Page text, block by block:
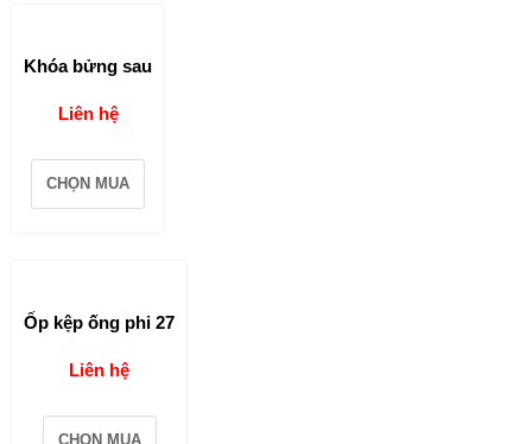
Khóa bửng sau
Liên hệ
CHỌN MUA
Ốp kệp ống phi 27
Liên hệ
CHỌN MUA